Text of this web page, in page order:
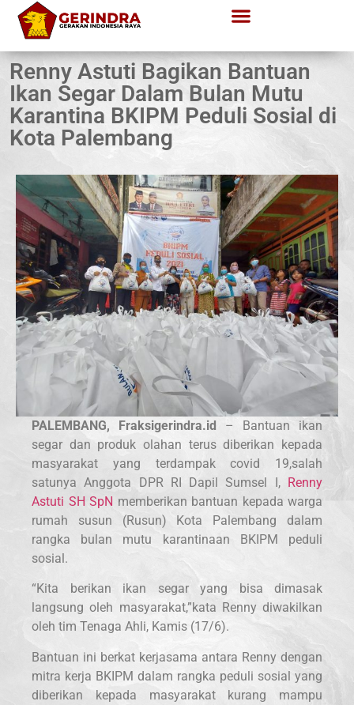
Renny Astuti Bagikan Bantuan
Ikan Segar Dalam Bulan Mutu
Karantina BKIPM Peduli Sosial di
Kota Palembang
PALEMBANG, Fraksigerindra.id – Bantuan ikan
segar dan produk olahan terus diberikan kepada
masyarakat yang terdampak covid 19,salah
satunya Anggota DPR RI Dapil Sumsel I, Renny
Astuti SH SpN memberikan bantuan kepada warga
rumah susun (Rusun) Kota Palembang dalam
rangka bulan mutu karantinaan BKIPM peduli
sosial.
“Kita berikan ikan segar yang bisa dimasak
langsung oleh masyarakat,”kata Renny diwakilkan
oleh tim Tenaga Ahli, Kamis (17/6).
Bantuan ini berkat kerjasama antara Renny dengan
mitra kerja BKIPM dalam rangka peduli sosial yang
diberikan kepada masyarakat kurang mampu